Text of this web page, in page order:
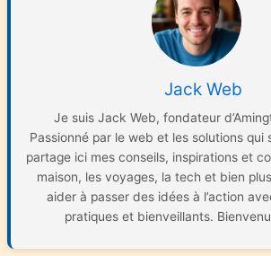
Jack Web
Je suis Jack Web, fondateur
Passionné par le web et les solutions qui
partage ici mes conseils, inspirations et
maison, les voyages, la tech et bien
aider à passer des idées à l’action
pratiques et bienveillants.